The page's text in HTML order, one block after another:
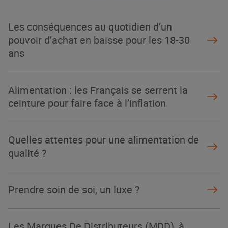
NOTRE MODÈLE
Les conséquences au quotidien d’un
pouvoir d’achat en baisse pour les 18-30
ans
Alimentation : les Français se serrent la
ceinture pour faire face à l’inflation
Quelles attentes pour une alimentation de
qualité ?
Prendre soin de soi, un luxe ?